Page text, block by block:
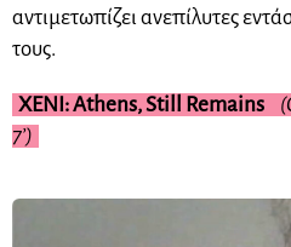
αντιμετωπίζει ανεπίλυτες
τους.
XENI: Athens, Still Remains
7’)